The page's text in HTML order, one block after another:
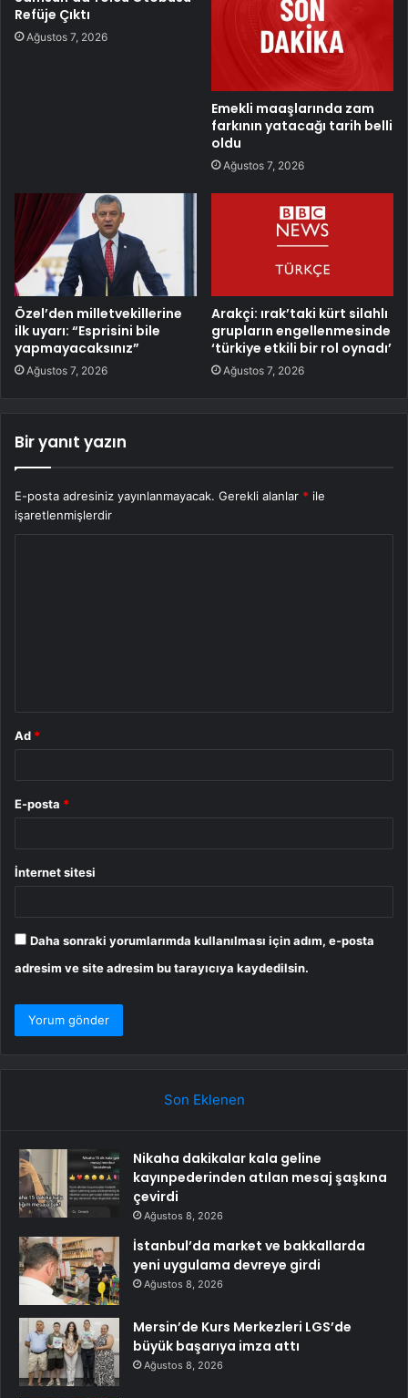
Refüje Çıktı
Ağustos 7, 2026
Emekli maaşlarında zam
farkının yatacağı tarih belli
oldu
Ağustos 7, 2026
Özel’den milletvekillerine
ilk uyarı: “Esprisini bile
yapmayacaksınız”
Ağustos 7, 2026
Arakçi: ırak’taki kürt silahlı
grupların engellenmesinde
‘türkiye etkili bir rol oynadı’
Ağustos 7, 2026
Bir yanıt yazın
E-posta adresiniz yayınlanmayacak. Gerekli alanlar * ile
işaretlenmişlerdir
Ad *
E-posta *
İnternet sitesi
Daha sonraki yorumlarımda kullanılması için adım, e-posta
adresim ve site adresim bu tarayıcıya kaydedilsin.
Son Eklenen
Nikaha dakikalar kala geline
kayınpederinden atılan mesaj şaşkına
çevirdi
Ağustos 8, 2026
İstanbul’da market ve bakkallarda
yeni uygulama devreye girdi
Ağustos 8, 2026
Mersin’de Kurs Merkezleri LGS’de
büyük başarıya imza attı
Ağustos 8, 2026